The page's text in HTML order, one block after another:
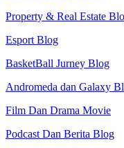
Property & Real Estate
Esport Blog
BasketBall Jurney Blog
Andromeda dan Galaxy
Film Dan Drama Movie
Podcast Dan Berita Blog